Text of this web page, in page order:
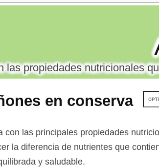
en conserva
las propiedades nutricionales
las principales propiedades
la diferencia de nutrientes que
y saludable.